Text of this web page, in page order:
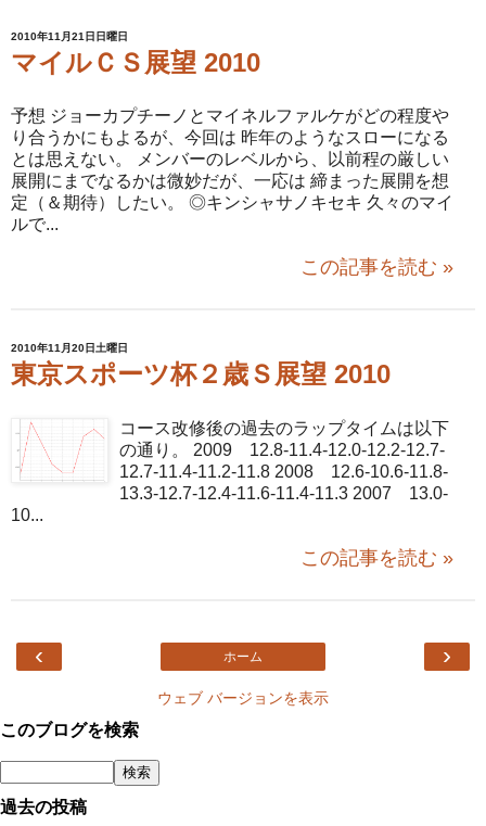
2010年11月21日日曜日
マイルＣＳ展望 2010
予想 ジョーカプチーノとマイネルファルケがどの程度や
り合うかにもよるが、今回は 昨年のようなスローになる
とは思えない。 メンバーのレベルから、以前程の厳しい
展開にまでなるかは微妙だが、一応は 締まった展開を想
定（＆期待）したい。 ◎キンシャサノキセキ 久々のマイ
ルで...
この記事を読む »
2010年11月20日土曜日
東京スポーツ杯２歳Ｓ展望 2010
コース改修後の過去のラップタイムは以下
の通り。 2009 12.8-11.4-12.0-12.2-12.7-
12.7-11.4-11.2-11.8 2008 12.6-10.6-11.8-
13.3-12.7-12.4-11.6-11.4-11.3 2007 13.0-
10...
この記事を読む »
‹ ›
ホーム
ウェブ バージョンを表示
このブログを検索
過去の投稿